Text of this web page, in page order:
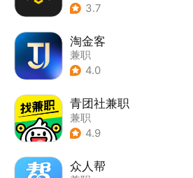
3.7
淘金客
兼职
4.0
青团社兼职
兼职
4.9
众人帮